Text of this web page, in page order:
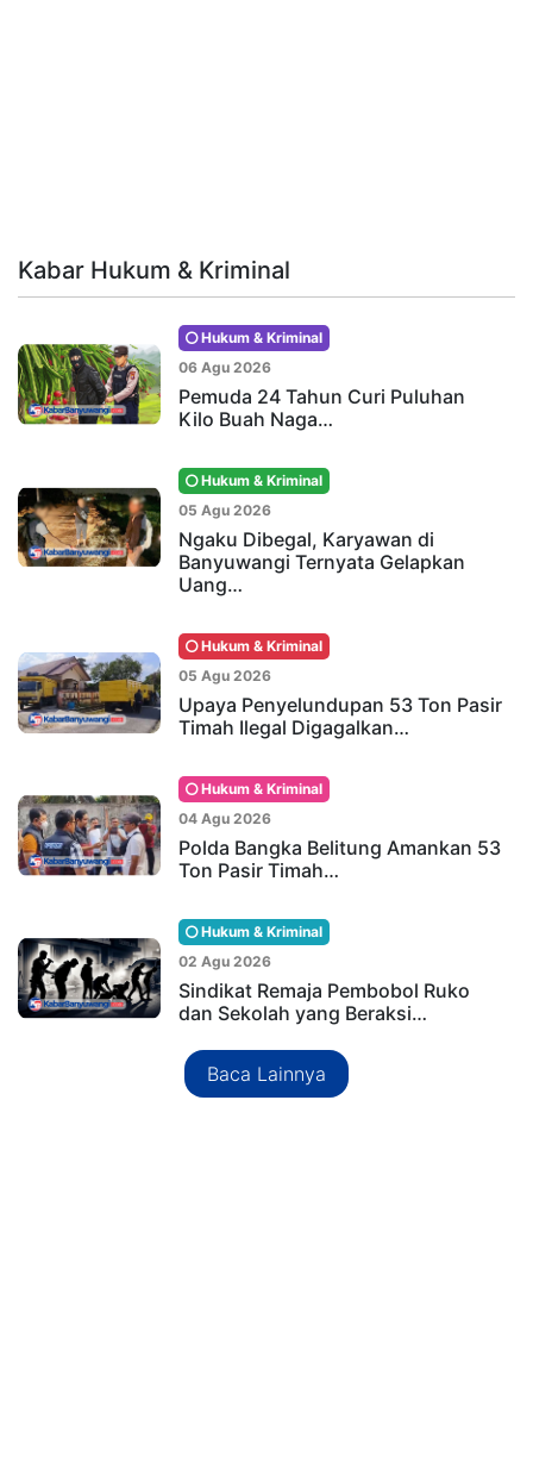
Kabar Hukum & Kriminal
Hukum & Kriminal
06 Agu 2026
Pemuda 24 Tahun Curi Puluhan
Kilo Buah Naga…
Hukum & Kriminal
05 Agu 2026
Ngaku Dibegal, Karyawan di
Banyuwangi Ternyata Gelapkan
Uang…
Hukum & Kriminal
05 Agu 2026
Upaya Penyelundupan 53 Ton Pasir
Timah Ilegal Digagalkan…
Hukum & Kriminal
04 Agu 2026
Polda Bangka Belitung Amankan 53
Ton Pasir Timah…
Hukum & Kriminal
02 Agu 2026
Sindikat Remaja Pembobol Ruko
dan Sekolah yang Beraksi…
Baca Lainnya